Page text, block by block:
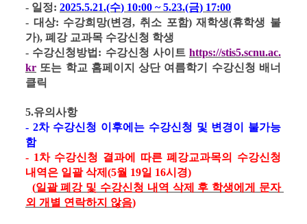
- 일정: 2025.5.21.(수) 10:00 ~ 5.23.(금) 17:00
- 대상: 수강희망(변경, 취소 포함) 재학생(휴학생 불
가), 폐강 교과목 수강신청 학생
- 수강신청방법 : 수강신청 사이트 https://stis5.scnu.ac.
kr 또는 학교 홈페이지 상단 여름학기 수강신청 배너
클릭
5.유의사항
- 2차 수강신청 이후에는 수강신청 및 변경이 불가능
함
- 1차 수강신청 결과에 따른 폐강교과목의 수강신청
내역은 일괄 삭제 (5월 19일 16시경)
(일괄 폐강 및 수강신청 내역 삭제 후 학생에게 문자
외 개별 연락하지 않음)